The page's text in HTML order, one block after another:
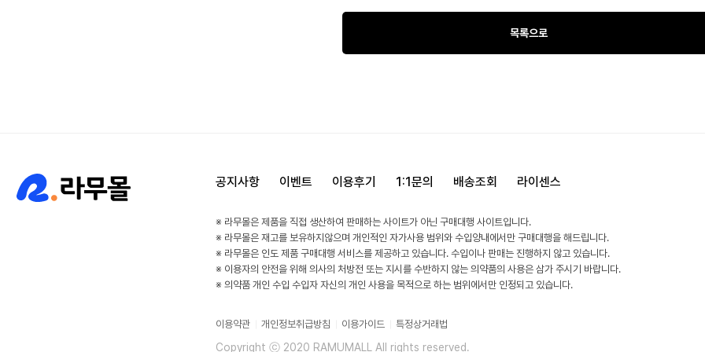
목록으로
공지사항 이벤트 이용후기 1:1문의 배송조회 라이센스
※ 라무몰은 제품을 직접 생산하여 판매하는 사이트가 아닌 구매대행 사이트입니다.
※ 라무몰은 재고를 보유하지않으며 개인적인 자가사용 범위와 수입양내에서만 구매대행을 해드립니다.
※ 라무몰은 인도 제품 구매대행 서비스를 제공하고 있습니다. 수입이나 판매는 진행하지 않고 있습니다.
※ 이용자의 안전을 위해 의사의 처방전 또는 지시를 수반하지 않는 의약품의 사용은 삼가 주시기 바랍니다.
※ 의약품 개인 수입 수입자 자신의 개인 사용을 목적으로 하는 범위에서만 인정되고 있습니다.
이용약관 개인정보취급방침 이용가이드 특정상거래법
Copyright ⓒ 2020 RAMUMALL All rights reserved.